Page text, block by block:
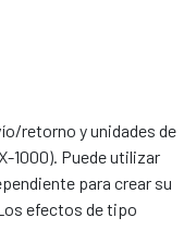
retorno y unidades de
1000). Puede utilizar
para crear su
efectos de tipo